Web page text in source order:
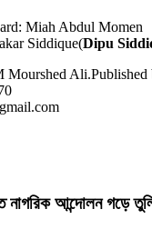
Miah Abdul Momen
Siddique(Dipu
Ali.Published
নাগরিক আন্দোলন গড়ে